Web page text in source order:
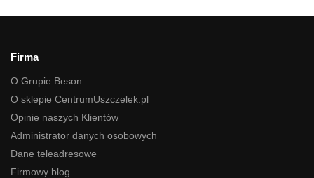
Firma
O Grupie Beson
O sklepie CentrumUszczelek.pl
Opinie naszych Klientów
Administrator danych osobowych
Dane teleadresowe
Firmowy blog